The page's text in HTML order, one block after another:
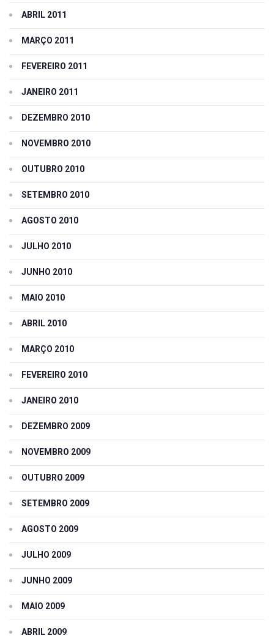
ABRIL 2011
MARÇO 2011
FEVEREIRO 2011
JANEIRO 2011
DEZEMBRO 2010
NOVEMBRO 2010
OUTUBRO 2010
SETEMBRO 2010
AGOSTO 2010
JULHO 2010
JUNHO 2010
MAIO 2010
ABRIL 2010
MARÇO 2010
FEVEREIRO 2010
JANEIRO 2010
DEZEMBRO 2009
NOVEMBRO 2009
OUTUBRO 2009
SETEMBRO 2009
AGOSTO 2009
JULHO 2009
JUNHO 2009
MAIO 2009
ABRIL 2009